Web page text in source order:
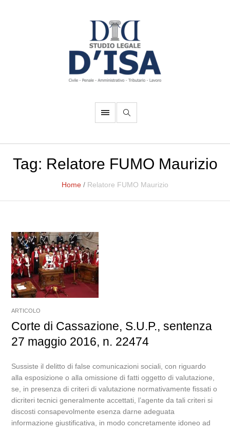
Tag: Relatore FUMO Maurizio
Home / Relatore FUMO Maurizio
ARTICOLO
Corte di Cassazione, S.U.P., sentenza
27 maggio 2016, n. 22474
Sussiste il delitto di false comunicazioni sociali, con riguardo
alla esposizione o alla omissione di fatti oggetto di valutazione,
se, in presenza di criteri di valutazione normativamente fissati o
dicriteri tecnici generalmente accettati, l’agente da tali criteri si
discosti consapevolmente esenza darne adeguata
informazione giustificativa, in modo concretamente idoneo ad